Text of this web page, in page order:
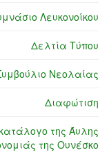
Λευκονοίκου
Δελτία Τύπου
Νεολαίας
Διαφώτιση
της Άυλης
της Ουνέσκο